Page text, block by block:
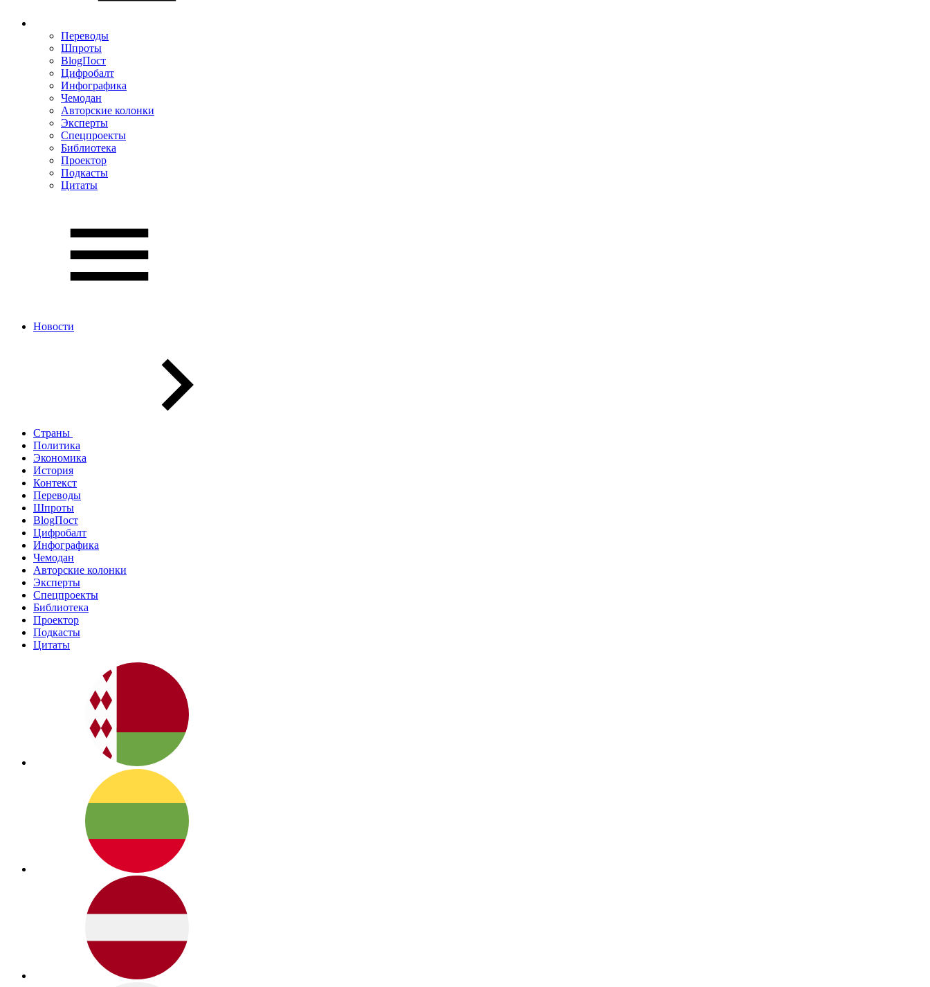
Переводы
Шпроты
BlogПост
Цифробалт
Инфографика
Чемодан
Авторские колонки
Эксперты
Спецпроекты
Библиотека
Проектор
Подкасты
Цитаты
Новости
Страны
Политика
Экономика
История
Контекст
Переводы
Шпроты
BlogПост
Цифробалт
Инфографика
Чемодан
Авторские колонки
Эксперты
Спецпроекты
Библиотека
Проектор
Подкасты
Цитаты